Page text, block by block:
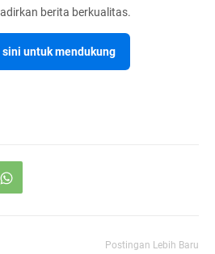
berita berkualitas.
untuk mendukung
Postingan Lebih Baru